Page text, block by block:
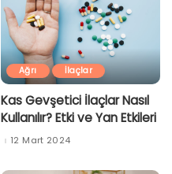
Ağrı İlaçlar
Kas Gevşetici İlaçlar Nasıl
Kullanılır? Etki ve Yan Etkileri
12 Mart 2024